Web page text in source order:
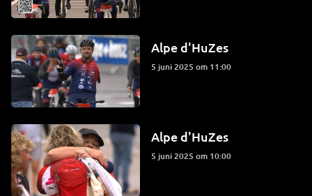
Alpe d'HuZes
5 juni 2025 om 11:00
Alpe d'HuZes
5 juni 2025 om 10:00